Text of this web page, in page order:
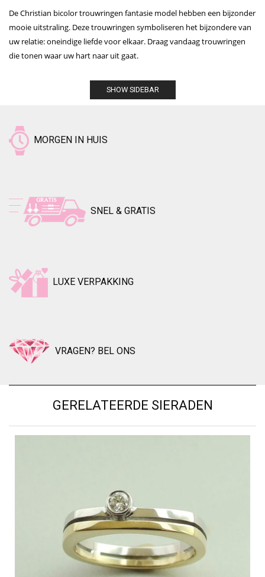
De Christian bicolor trouwringen fantasie model hebben een bijzonder
mooie uitstraling. Deze trouwringen symboliseren het bijzondere van
uw relatie: oneindige liefde voor elkaar. Draag vandaag trouwringen
die tonen waar uw hart naar uit gaat.
SHOW SIDEBAR
MORGEN IN HUIS
SNEL & GRATIS
LUXE VERPAKKING
VRAGEN? BEL ONS
GERELATEERDE SIERADEN